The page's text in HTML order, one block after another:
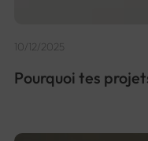
10/12/2025
Pourquoi tes